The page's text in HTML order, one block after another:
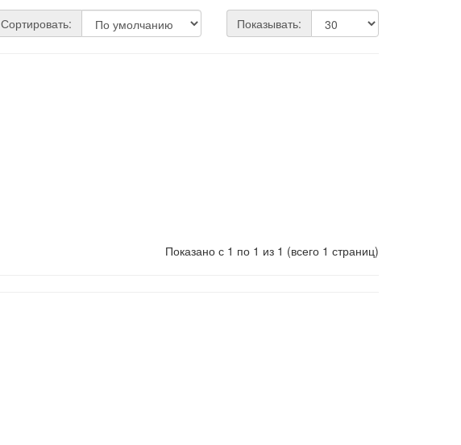
Сортировать: Показывать:
Показано с 1 по 1 из 1 (всего 1 страниц)